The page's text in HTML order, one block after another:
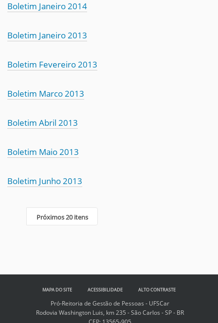
Boletim Janeiro 2014
Boletim Janeiro 2013
Boletim Fevereiro 2013
Boletim Marco 2013
Boletim Abril 2013
Boletim Maio 2013
Boletim Junho 2013
Próximos 20 itens
MAPA DO SITE ACESSIBILIDADE ALTO CONTRASTE
Pró-Reitoria de Gestão de Pessoas - UFSCar
Rodovia Washington Luis, km 235 - São Carlos - SP - BR